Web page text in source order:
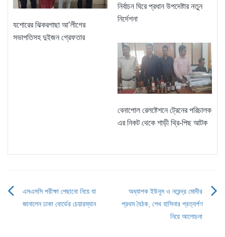
যশোরের ঝিকরগাছা আ’লীগের
সভাপতিসহ দুইজন গ্রেফতার
নির্বাচন ঘিরে প্রধান উপদেষ্টার নতুন
নির্দেশনা
বেনাপোল রেলষ্টেশনে ট্রেনের পরিচালক
এর নিকট থেকে শাড়ী থ্রি-পিছ আটক
Post
এসএসসি পরীক্ষা পেছানো নিয়ে যা
জানালেন ঢাকা বোর্ডের চেয়ারম্যান
অধ্যাপক ইউনূস ও নরেন্দ্র মোদীর
প্রথম বৈঠক, শেখ হাসিনার প্রত্যর্পণ
নিয়ে আলোচনা